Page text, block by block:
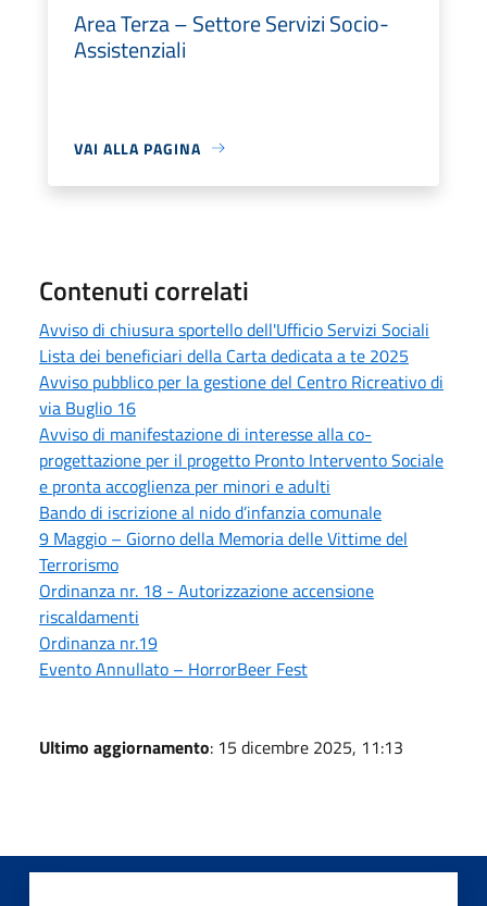
Area Terza – Settore Servizi Socio-
Assistenziali
VAI ALLA PAGINA
Contenuti correlati
Avviso di chiusura sportello dell'Ufficio Servizi Sociali
Lista dei beneficiari della Carta dedicata a te 2025
Avviso pubblico per la gestione del Centro Ricreativo di
via Buglio 16
Avviso di manifestazione di interesse alla co-
progettazione per il progetto Pronto Intervento Sociale
e pronta accoglienza per minori e adulti
Bando di iscrizione al nido d’infanzia comunale
9 Maggio – Giorno della Memoria delle Vittime del
Terrorismo
Ordinanza nr. 18 - Autorizzazione accensione
riscaldamenti
Ordinanza nr.19
Evento Annullato – HorrorBeer Fest
Ultimo aggiornamento: 15 dicembre 2025, 11:13